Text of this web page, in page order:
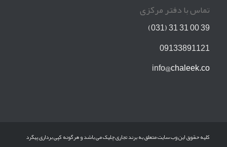
تماس با دفتر مرکزی
39 00 31 31 (031)
09133891121
info@chaleek.co
کلیه حقوق این وب سایت متعلق به برند تجاری چلیک می باشد و هرگونه کپی برداری پیگرد